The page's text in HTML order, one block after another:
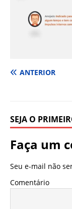
ANTERIOR
SEJA O
Faça um
Seu e-mail não
Comentário